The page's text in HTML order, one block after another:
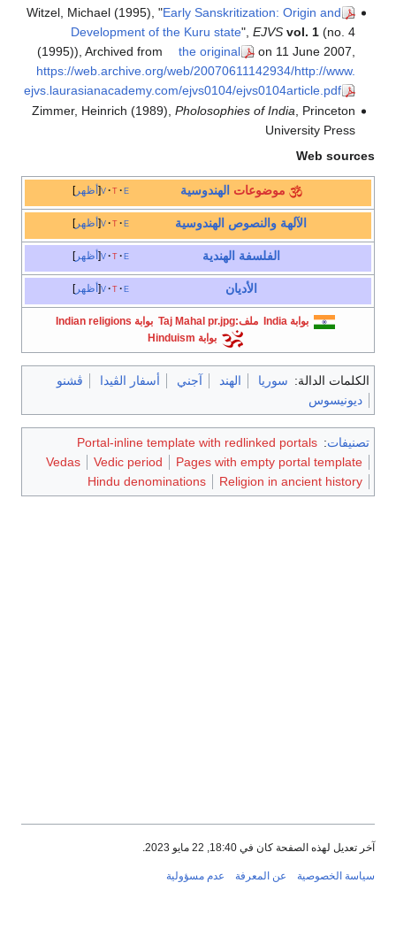
Witzel, Michael (1995), "Early Sanskritization: Origin and
Development of the Kuru state", EJVS vol. 1(no. 4
(1995)), Archived from
the original on 11 June 2007
https://web.archive.org/web/20070611142934/http://www.
ejvs.laurasianacademy.com/ejvs0104/ejvs0104article.pdf
Zimmer, Heinrich (1989), Pholosophies of India , Princeton
University Press
Web sources
أظهر v t e موضوعات الهندوسية
أظهر v t e الآلهة والنصوص الهندوسية
أظهر v t e الفلسفة الهندية
أظهر v t e الأديان
بوابة India ملف:Taj Mahal pr.jpg
بوابة Indian religions
بوابة Hinduism
الكلمات الدالة: سوريا الهند آجني أسفار الڤيدا
ڤشنو
ديونيسوس
تصنيفات:
Portal-inline template with redlinked portals
Pages with empty portal template
Vedic period
Vedas
Religion in ancient history
Hindu denominations
آخر تعديل لهذه الصفحة كان في 18:40, 22 مايو 2023.
سياسة الخصوصية عن المعرفة عدم مسؤولية